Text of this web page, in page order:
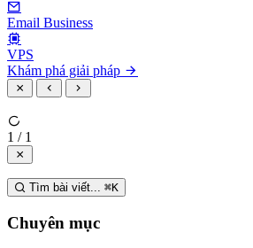
Email Business
VPS
Khám phá giải pháp
1 / 1
Tìm bài viết... ⌘K
Chuyên mục